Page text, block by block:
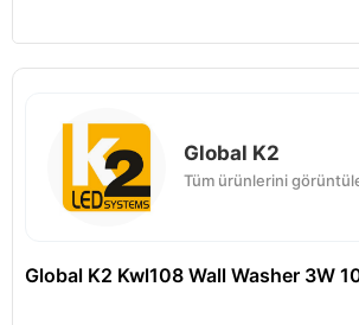
Global K2
Tüm ürünlerini
Global K2 Kwl108 Wall Washer 3W